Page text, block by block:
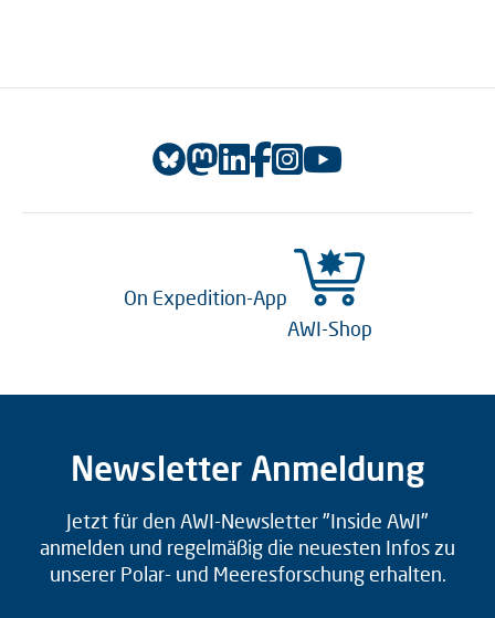
On Expedition-App
AWI-Shop
Newsletter Anmeldung
Jetzt für den AWI-Newsletter "Inside AWI"
anmelden und regelmäßig die neuesten Infos zu
unserer Polar- und Meeresforschung erhalten.